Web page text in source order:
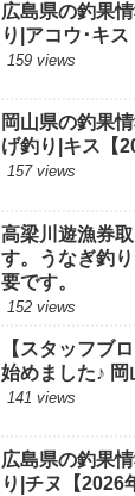
広島県の釣果
り|アコウ･キス
159 views
岡山県の釣果
げ釣り|キス【
157 views
高梁川遊漁券
す。うなぎ釣
要です。
152 views
【スタッフブ
始めました♪ 岡
141 views
広島県の釣果
り|チヌ【2026